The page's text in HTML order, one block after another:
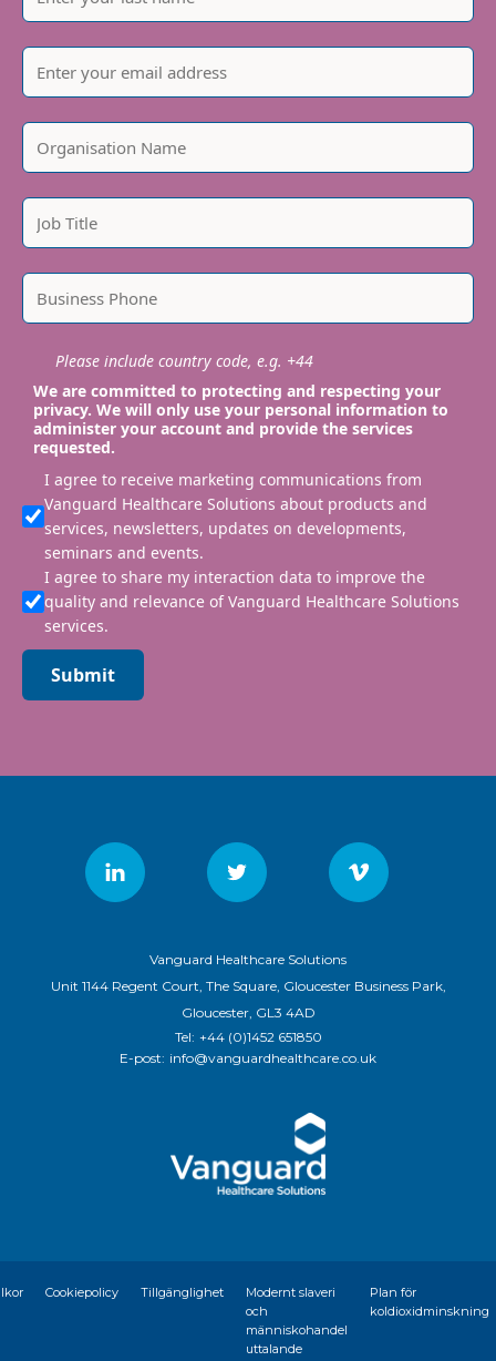
Please include country code, e.g. +44
We are committed to protecting and respecting your
privacy. We will only use your personal information to
administer your account and provide the services
requested.
I agree to receive marketing communications from
Vanguard Healthcare Solutions about products and
services, newsletters, updates on developments,
seminars and events.
I agree to share my interaction data to improve the
quality and relevance of Vanguard Healthcare Solutions
services.
Submit
Vanguard Healthcare Solutions
Unit 1144 Regent Court, The Square, Gloucester Business Park,
Gloucester, GL3 4AD
Tel: +44 (0)1452 651850
E-post: info@vanguardhealthcare.co.uk
Cookiepolicy Tillgänglighet
Modernt slaveri
och
människohandel
uttalande
Plan för
koldioxidminskning